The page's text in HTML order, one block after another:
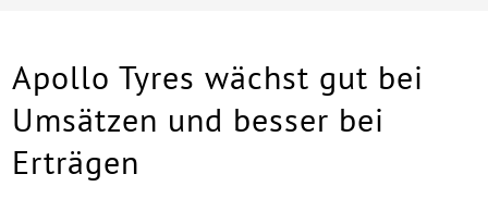
Apollo Tyres wächst gut bei
Umsätzen und besser bei
Erträgen